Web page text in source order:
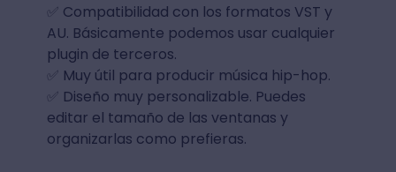
✅ Compatibilidad con los formatos VST y
AU. Básicamente podemos usar cualquier
plugin de terceros.
✅ Muy útil para producir música hip-hop.
✅ Diseño muy personalizable. Puedes
editar el tamaño de las ventanas y
organizarlas como prefieras.